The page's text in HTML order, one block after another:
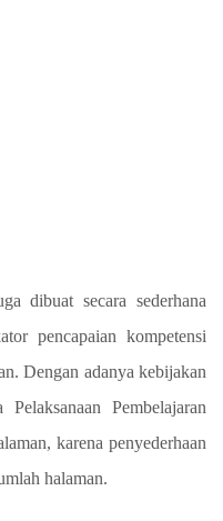
dibuat secara sederhana
pencapaian kompetensi
Dengan adanya kebijakan
Pembelajaran
karena penyederhaan
halaman.